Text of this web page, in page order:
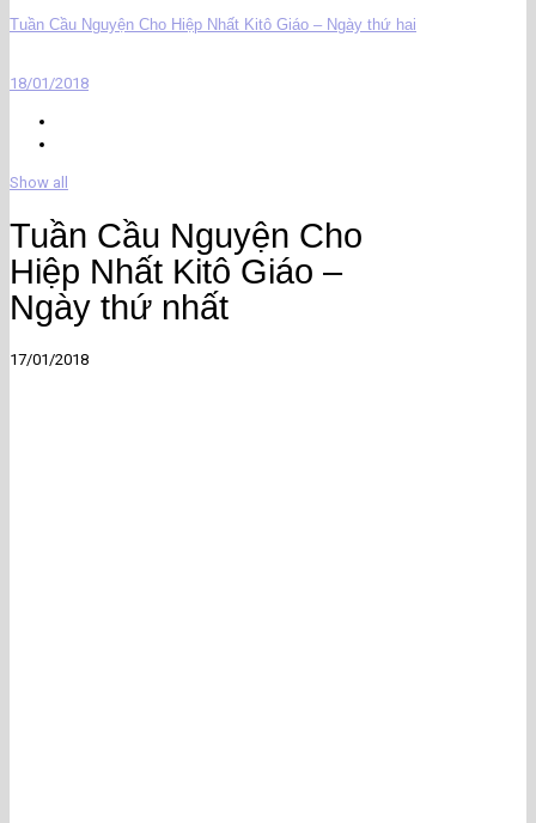
Tuần Cầu Nguyện Cho Hiệp Nhất Kitô Giáo – Ngày thứ hai
18/01/2018
Show all
Tuần Cầu Nguyện Cho
Hiệp Nhất Kitô Giáo –
Ngày thứ nhất
17/01/2018